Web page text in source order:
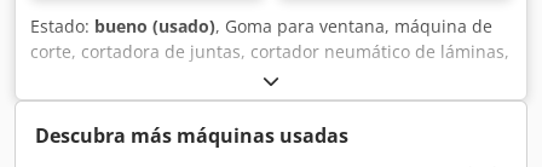
Estado: bueno (usado), Goma para ventana, máquina de
corte, cortadora de juntas, cortador neumático de láminas,
dispositivo de corte, equipo de corte neumático, prensa
neumática - Fabricante: Benzing, dispositivo de corte
neumático - Carrera: ajustable, máx. 70 mm Dcedpfx
Astpyqqjd Nek - Componentes individuales: ver fotos -
Descubra más máquinas usadas